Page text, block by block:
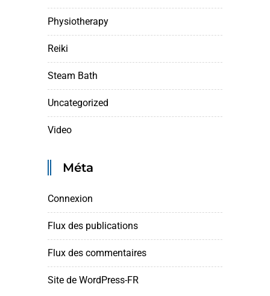
Physiotherapy
Reiki
Steam Bath
Uncategorized
Video
Méta
Connexion
Flux des publications
Flux des commentaires
Site de WordPress-FR